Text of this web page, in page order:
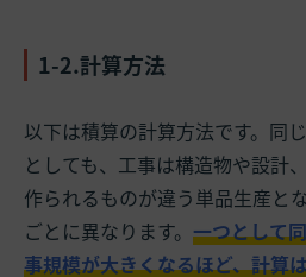
1-2.計算方法
以下は積算の計算方法です。同
としても、工事は構造物や設計
作られるものが違う単品生産と
ごとに異なります。 一つとして
事規模が大きくなるほど、計算